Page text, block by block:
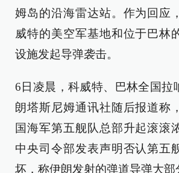
姆岛的沿海雷达站。作为回应
威特的美空军基地和位于巴林
设施发起导弹袭击。
6日凌晨，科威特、巴林全国拉
朗塔斯尼姆通讯社随后报道称
国海军第五舰队总部升起滚滚
中央司令部发表声明否认第五
坏，称伊朗发射的弹道导弹大部